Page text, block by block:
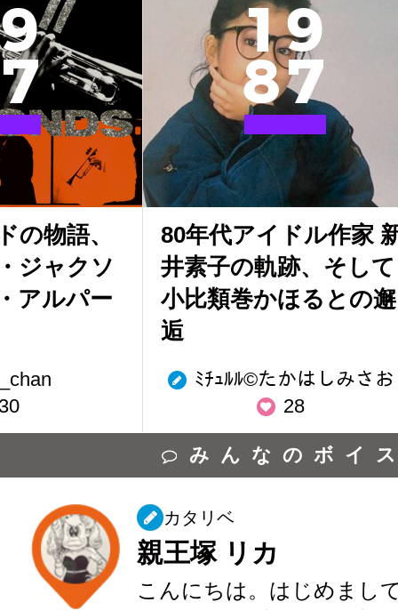
9
7
の物語、
ジャクソ
アルパー
19
87
80年代アイドル作家
井素子の軌跡、そして
小比類巻かほるとの邂
逅
ﾐﾁｭﾙﾙ©︎たかはしみさお
28
みんなのボイ
カタリベ
親王塚 リカ
こんにちは。はじめまし